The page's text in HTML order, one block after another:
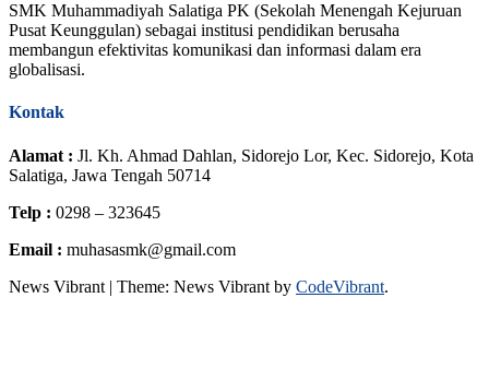
SMK Muhammadiyah Salatiga PK (Sekolah Menengah Kejuruan
Pusat Keunggulan) sebagai institusi pendidikan berusaha
membangun efektivitas komunikasi dan informasi dalam era
globalisasi.
Kontak
Alamat : Jl. Kh. Ahmad Dahlan, Sidorejo Lor, Kec. Sidorejo, Kota
Salatiga, Jawa Tengah 50714
Telp : 0298 – 323645
Email : muhasasmk@gmail.com
News Vibrant | Theme: News Vibrant by CodeVibrant.